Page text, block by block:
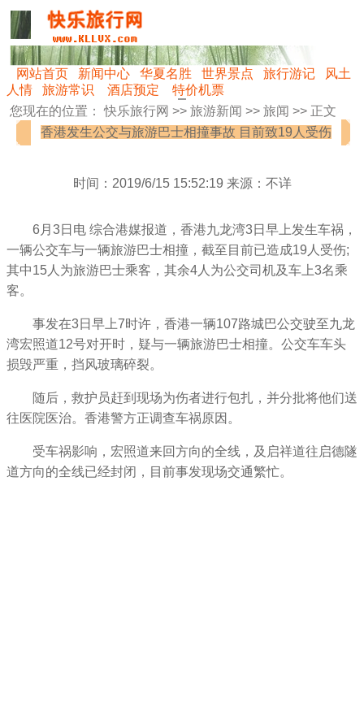
网站首页 新闻中心 华夏名胜 世界景点 旅行游记
风土
人情
旅游常识 酒店预定
特价机票
您现在的位置：快乐旅行网 >> 旅游新闻 >> 旅闻 >> 正文
香港发生公交与旅游巴士相撞事故 目前致19人受伤
时间：2019/6/15 15:52:19 来源：不详
6月3日电 综合港媒报道，香港九龙湾3日早上发生车祸，
一辆公交车与一辆旅游巴士相撞，截至目前已造成19人受伤;
其中15人为旅游巴士乘客，其余4人为公交司机及车上3名乘
客。
事发在3日早上7时许，香港一辆107路城巴公交驶至九龙
湾宏照道12号对开时，疑与一辆旅游巴士相撞。公交车车头
损毁严重，挡风玻璃碎裂。
随后，救护员赶到现场为伤者进行包扎，并分批将他们送
往医院医治。香港警方正调查车祸原因。
受车祸影响，宏照道来回方向的全线，及启祥道往启德隧
道方向的全线已经封闭，目前事发现场交通繁忙。